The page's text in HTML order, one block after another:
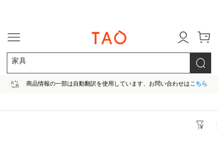
家具
商品情報の一部は自動翻訳を使用しています、お問い合わせはこちら